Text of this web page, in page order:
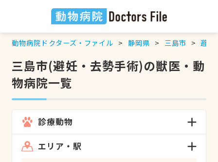
動物病院ドクターズ・ファイル 静岡県 三島市 避妊
三島市(避妊・去勢手術)の獣医・動
物病院一覧
診療動物
エリア・駅